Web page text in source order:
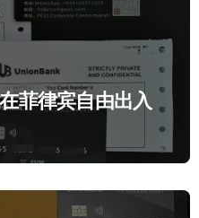
菲律宾自由出入